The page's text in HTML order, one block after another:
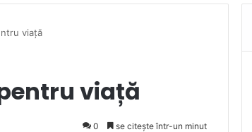
viață
viață
0 se citește într-un minut